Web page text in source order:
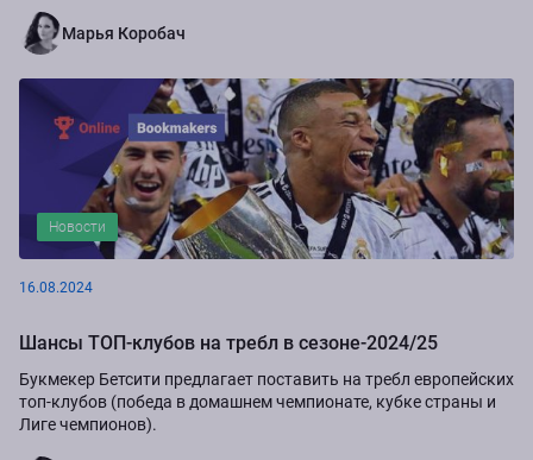
Марья Коробач
Новости
16.08.2024
Шансы ТОП-клубов на требл в сезоне-2024/25
Букмекер Бетсити предлагает поставить на требл европейских
топ-клубов (победа в домашнем чемпионате, кубке страны и
Лиге чемпионов).